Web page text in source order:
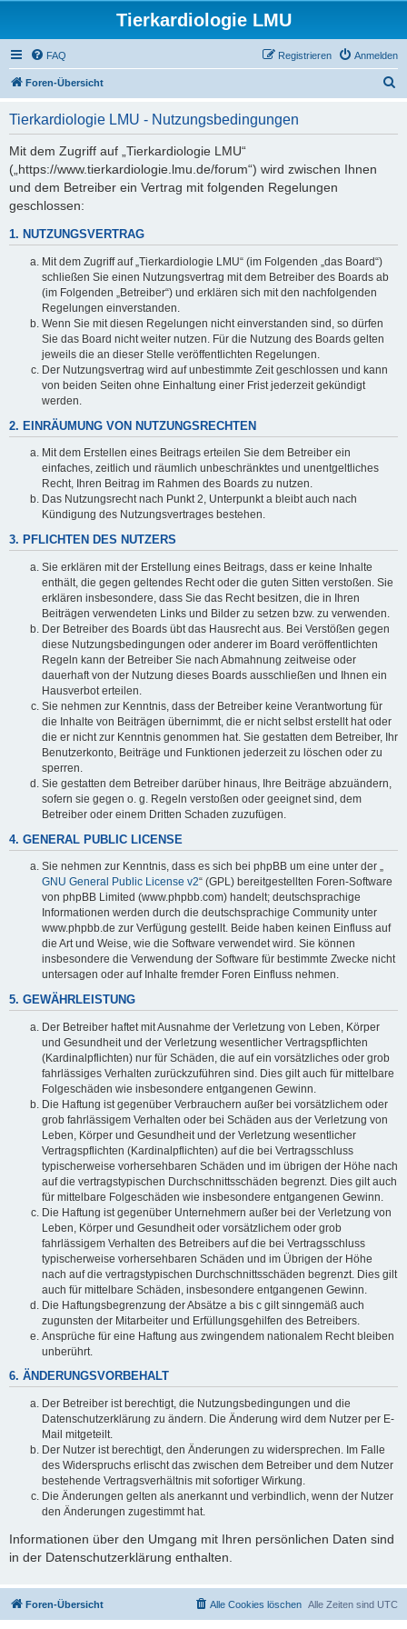
Tierkardiologie LMU
FAQ Anmelden
Registrieren
Foren-Übersicht
Tierkardiologie LMU - Nutzungsbedingungen
Mit dem Zugriff auf „Tierkardiologie LMU“
(„https://www.tierkardiologie.lmu.de/forum“) wird zwischen Ihnen
und dem Betreiber ein Vertrag mit folgenden Regelungen
geschlossen:
1. NUTZUNGSVERTRAG
Mit dem Zugriff auf „Tierkardiologie LMU“ (im Folgenden „das Board“)
schließen Sie einen Nutzungsvertrag mit dem Betreiber des Boards ab
(im Folgenden „Betreiber“) und erklären sich mit den nachfolgenden
Regelungen einverstanden.
Wenn Sie mit diesen Regelungen nicht einverstanden sind, so dürfen
Sie das Board nicht weiter nutzen. Für die Nutzung des Boards gelten
jeweils die an dieser Stelle veröffentlichten Regelungen.
Der Nutzungsvertrag wird auf unbestimmte Zeit geschlossen und kann
von beiden Seiten ohne Einhaltung einer Frist jederzeit gekündigt
werden.
2. EINRÄUMUNG VON NUTZUNGSRECHTEN
Mit dem Erstellen eines Beitrags erteilen Sie dem Betreiber ein
einfaches, zeitlich und räumlich unbeschränktes und unentgeltliches
Recht, Ihren Beitrag im Rahmen des Boards zu nutzen.
Das Nutzungsrecht nach Punkt 2, Unterpunkt a bleibt auch nach
Kündigung des Nutzungsvertrages bestehen.
3. PFLICHTEN DES NUTZERS
Sie erklären mit der Erstellung eines Beitrags, dass er keine Inhalte
enthält, die gegen geltendes Recht oder die guten Sitten verstoßen. Sie
erklären insbesondere, dass Sie das Recht besitzen, die in Ihren
Beiträgen verwendeten Links und Bilder zu setzen bzw. zu verwenden.
Der Betreiber des Boards übt das Hausrecht aus. Bei Verstößen gegen
diese Nutzungsbedingungen oder anderer im Board veröffentlichten
Regeln kann der Betreiber Sie nach Abmahnung zeitweise oder
dauerhaft von der Nutzung dieses Boards ausschließen und Ihnen ein
Hausverbot erteilen.
Sie nehmen zur Kenntnis, dass der Betreiber keine Verantwortung für
die Inhalte von Beiträgen übernimmt, die er nicht selbst erstellt hat oder
die er nicht zur Kenntnis genommen hat. Sie gestatten dem Betreiber, Ihr
Benutzerkonto, Beiträge und Funktionen jederzeit zu löschen oder zu
sperren.
Sie gestatten dem Betreiber darüber hinaus, Ihre Beiträge abzuändern,
sofern sie gegen o. g. Regeln verstoßen oder geeignet sind, dem
Betreiber oder einem Dritten Schaden zuzufügen.
4. GENERAL PUBLIC LICENSE
Sie nehmen zur Kenntnis, dass es sich bei phpBB um eine unter der „
GNU General Public License v2“ (GPL) bereitgestellten Foren-Software
von phpBB Limited (www.phpbb.com) handelt; deutschsprachige
Informationen werden durch die deutschsprachige Community unter
www.phpbb.de zur Verfügung gestellt. Beide haben keinen Einfluss auf
die Art und Weise, wie die Software verwendet wird. Sie können
insbesondere die Verwendung der Software für bestimmte Zwecke nicht
untersagen oder auf Inhalte fremder Foren Einfluss nehmen.
5. GEWÄHRLEISTUNG
Der Betreiber haftet mit Ausnahme der Verletzung von Leben, Körper
und Gesundheit und der Verletzung wesentlicher Vertragspflichten
(Kardinalpflichten) nur für Schäden, die auf ein vorsätzliches oder grob
fahrlässiges Verhalten zurückzuführen sind. Dies gilt auch für mittelbare
Folgeschäden wie insbesondere entgangenen Gewinn.
Die Haftung ist gegenüber Verbrauchern außer bei vorsätzlichem oder
grob fahrlässigem Verhalten oder bei Schäden aus der Verletzung von
Leben, Körper und Gesundheit und der Verletzung wesentlicher
Vertragspflichten (Kardinalpflichten) auf die bei Vertragsschluss
typischerweise vorhersehbaren Schäden und im übrigen der Höhe nach
auf die vertragstypischen Durchschnittsschäden begrenzt. Dies gilt auch
für mittelbare Folgeschäden wie insbesondere entgangenen Gewinn.
Die Haftung ist gegenüber Unternehmern außer bei der Verletzung von
Leben, Körper und Gesundheit oder vorsätzlichem oder grob
fahrlässigem Verhalten des Betreibers auf die bei Vertragsschluss
typischerweise vorhersehbaren Schäden und im Übrigen der Höhe
nach auf die vertragstypischen Durchschnittsschäden begrenzt. Dies gilt
auch für mittelbare Schäden, insbesondere entgangenen Gewinn.
Die Haftungsbegrenzung der Absätze a bis c gilt sinngemäß auch
zugunsten der Mitarbeiter und Erfüllungsgehilfen des Betreibers.
Ansprüche für eine Haftung aus zwingendem nationalem Recht bleiben
unberührt.
6. ÄNDERUNGSVORBEHALT
Der Betreiber ist berechtigt, die Nutzungsbedingungen und die
Datenschutzerklärung zu ändern. Die Änderung wird dem Nutzer per E-
Mail mitgeteilt.
Der Nutzer ist berechtigt, den Änderungen zu widersprechen. Im Falle
des Widerspruchs erlischt das zwischen dem Betreiber und dem Nutzer
bestehende Vertragsverhältnis mit sofortiger Wirkung.
Die Änderungen gelten als anerkannt und verbindlich, wenn der Nutzer
den Änderungen zugestimmt hat.
Informationen über den Umgang mit Ihren persönlichen Daten sind
in der Datenschutzerklärung enthalten.
Foren-Übersicht Alle Zeiten sind UTC
Alle Cookies löschen